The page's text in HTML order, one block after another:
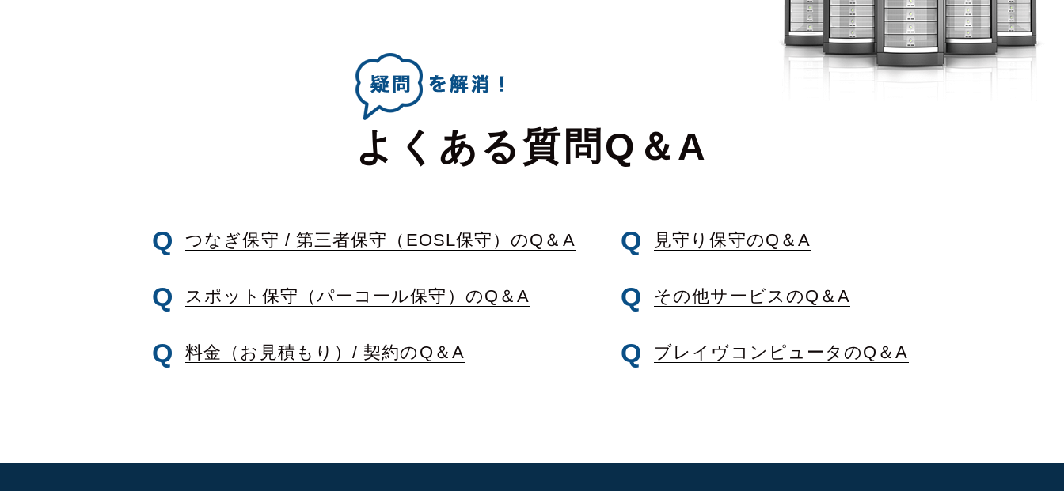
よくある質問Q＆A
つなぎ保守 / 第三者保守（EOSL保守）のQ＆A 見守り保守のQ＆A
スポット保守（パーコール保守）のQ＆A その他サービスのQ＆A
料金（お見積もり）/ 契約のQ＆A ブレイヴコンピュータのQ＆A